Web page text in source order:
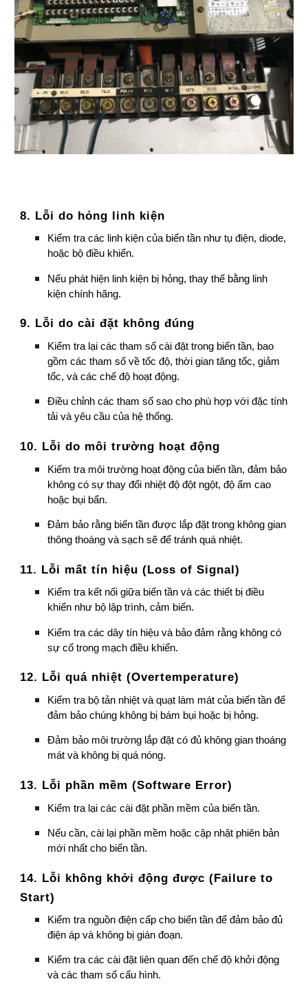
8. Lỗi do hỏng linh kiện
Kiểm tra các linh kiện của biến tần như tụ điện, diode,
hoặc bộ điều khiển.
Nếu phát hiện linh kiện bị hỏng, thay thế bằng linh
kiện chính hãng.
9. Lỗi do cài đặt không đúng
Kiểm tra lại các tham số cài đặt trong biến tần, bao
gồm các tham số về tốc độ, thời gian tăng tốc, giảm
tốc, và các chế độ hoạt động.
Điều chỉnh các tham số sao cho phù hợp với đặc tính
tải và yêu cầu của hệ thống.
10. Lỗi do môi trường hoạt động
Kiểm tra môi trường hoạt động của biến tần, đảm bảo
không có sự thay đổi nhiệt độ đột ngột, độ ẩm cao
hoặc bụi bẩn.
Đảm bảo rằng biến tần được lắp đặt trong không gian
thông thoáng và sạch sẽ để tránh quá nhiệt.
11. Lỗi mất tín hiệu (Loss of Signal)
Kiểm tra kết nối giữa biến tần và các thiết bị điều
khiển như bộ lập trình, cảm biến.
Kiểm tra các dây tín hiệu và bảo đảm rằng không có
sự cố trong mạch điều khiển.
12. Lỗi quá nhiệt (Overtemperature)
Kiểm tra bộ tản nhiệt và quạt làm mát của biến tần để
đảm bảo chúng không bị bám bụi hoặc bị hỏng.
Đảm bảo môi trường lắp đặt có đủ không gian thoáng
mát và không bị quá nóng.
13. Lỗi phần mềm (Software Error)
Kiểm tra lại các cài đặt phần mềm của biến tần.
Nếu cần, cài lại phần mềm hoặc cập nhật phiên bản
mới nhất cho biến tần.
14. Lỗi không khởi động được (Failure to
Start)
Kiểm tra nguồn điện cấp cho biến tần để đảm bảo đủ
điện áp và không bị gián đoạn.
Kiểm tra các cài đặt liên quan đến chế độ khởi động
và các tham số cấu hình.